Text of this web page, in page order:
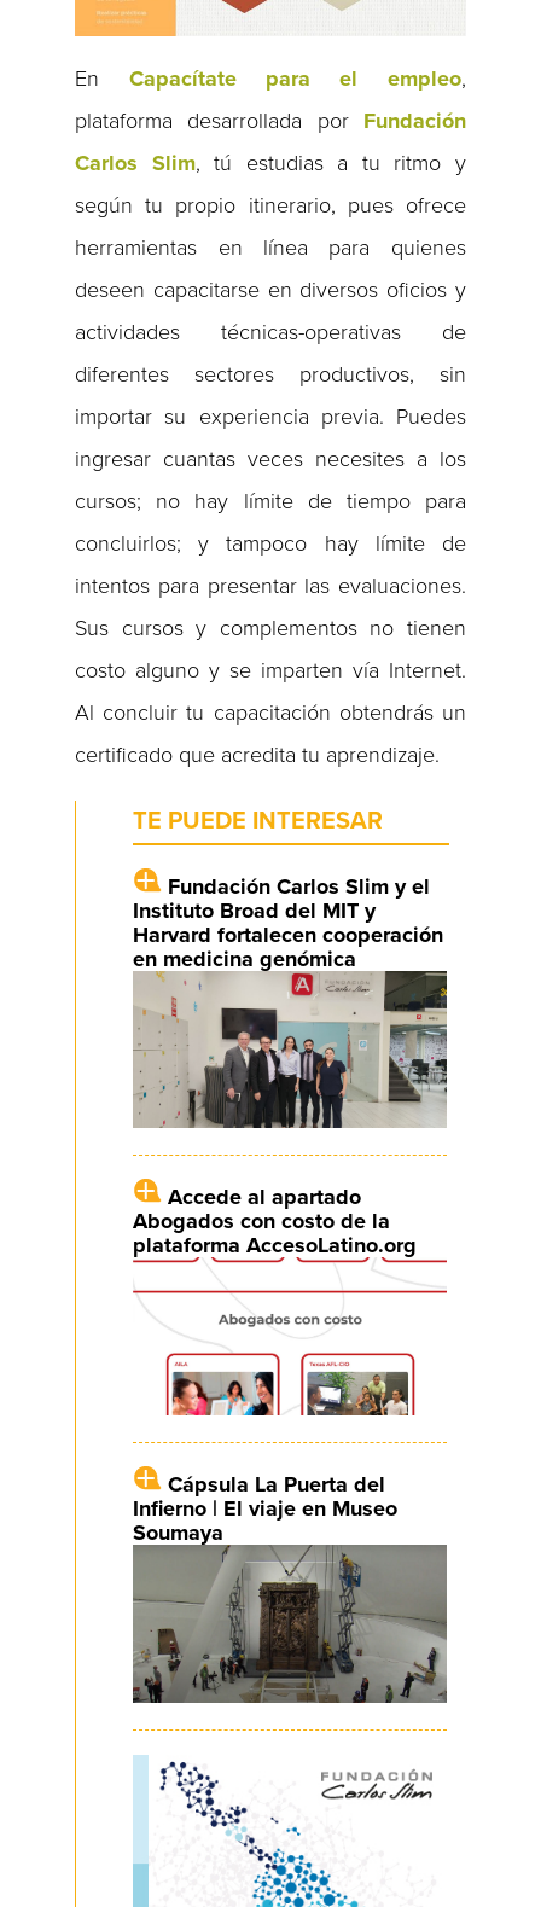
En Capacítate para el empleo,
plataforma desarrollada por Fundación
Carlos Slim, tú estudias a tu ritmo y
según tu propio itinerario, pues ofrece
herramientas en línea para quienes
deseen capacitarse en diversos oficios y
actividades técnicas-operativas de
diferentes sectores productivos, sin
importar su experiencia previa. Puedes
ingresar cuantas veces necesites a los
cursos; no hay límite de tiempo para
concluirlos; y tampoco hay límite de
intentos para presentar las evaluaciones.
Sus cursos y complementos no tienen
costo alguno y se imparten vía Internet.
Al concluir tu capacitación obtendrás un
certificado que acredita tu aprendizaje.
TE PUEDE INTERESAR
Fundación Carlos Slim y el
Instituto Broad del MIT y
Harvard fortalecen cooperación
en medicina genómica
Accede al apartado
Abogados con costo de la
plataforma AccesoLatino.org
Cápsula La Puerta del
Infierno | El viaje en Museo
Soumaya